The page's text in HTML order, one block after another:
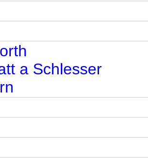
a Schlesser